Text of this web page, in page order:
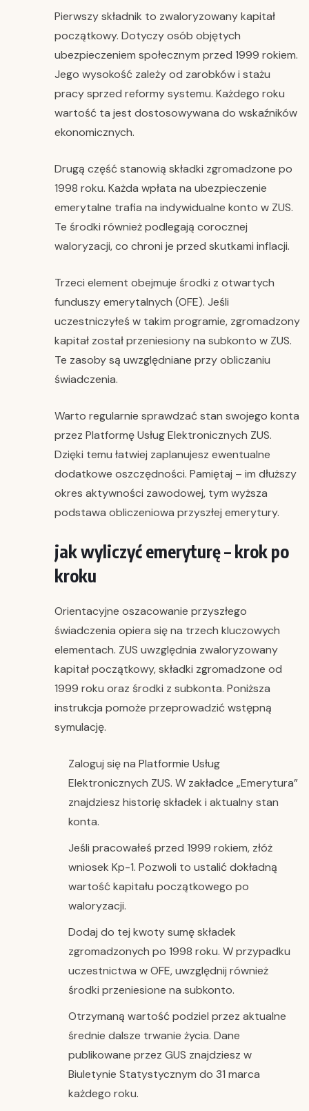
Pierwszy składnik to zwaloryzowany kapitał
początkowy. Dotyczy osób objętych
ubezpieczeniem społecznym przed 1999 rokiem.
Jego wysokość zależy od zarobków i stażu
pracy sprzed reformy systemu. Każdego roku
wartość ta jest dostosowywana do wskaźników
ekonomicznych.
Drugą część stanowią składki zgromadzone po
1998 roku. Każda wpłata na ubezpieczenie
emerytalne trafia na indywidualne konto w ZUS.
Te środki również podlegają corocznej
waloryzacji, co chroni je przed skutkami inflacji.
Trzeci element obejmuje środki z otwartych
funduszy emerytalnych (OFE). Jeśli
uczestniczyłeś w takim programie, zgromadzony
kapitał został przeniesiony na subkonto w ZUS.
Te zasoby są uwzględniane przy obliczaniu
świadczenia.
Warto regularnie sprawdzać stan swojego konta
przez Platformę Usług Elektronicznych ZUS.
Dzięki temu łatwiej zaplanujesz ewentualne
dodatkowe oszczędności. Pamiętaj – im dłuższy
okres aktywności zawodowej, tym wyższa
podstawa obliczeniowa przyszłej emerytury.
jak wyliczyć emeryturę – krok po
kroku
Orientacyjne oszacowanie przyszłego
świadczenia opiera się na trzech kluczowych
elementach. ZUS uwzględnia zwaloryzowany
kapitał początkowy, składki zgromadzone od
1999 roku oraz środki z subkonta. Poniższa
instrukcja pomoże przeprowadzić wstępną
symulację.
Zaloguj się na Platformie Usług
Elektronicznych ZUS. W zakładce „Emerytura”
znajdziesz historię składek i aktualny stan
konta.
Jeśli pracowałeś przed 1999 rokiem, złóż
wniosek Kp-1. Pozwoli to ustalić dokładną
wartość kapitału początkowego po
waloryzacji.
Dodaj do tej kwoty sumę składek
zgromadzonych po 1998 roku. W przypadku
uczestnictwa w OFE, uwzględnij również
środki przeniesione na subkonto.
Otrzymaną wartość podziel przez aktualne
średnie dalsze trwanie życia. Dane
publikowane przez GUS znajdziesz w
Biuletynie Statystycznym do 31 marca
każdego roku.